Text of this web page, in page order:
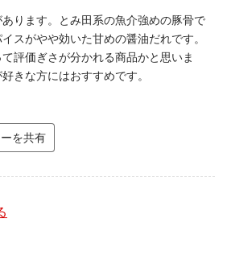
ります。とみ田系の魚介強めの豚骨で
スがやや効いた甘めの醤油だれです。
評価ぎさが分かれる商品かと思いま
きな方にはおすすめです。
を共有